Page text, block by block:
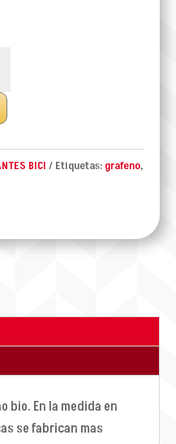
BICI Etiquetas: grafeno,
bio. En la medida en
se fabrican mas